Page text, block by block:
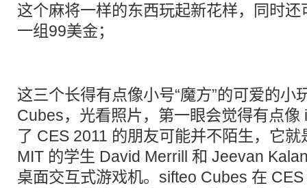
这个麻将一样的东西玩起新花样，同时
一组99美金；
这三个长得有点像小号“魔方”的可爱的小
Cubes，光看照片，第一眼会觉得有点像
了 CES 2011 的朋友可能并不陌生，它
MIT 的学生 David Merrill 和 Jeevan
桌面交互式游戏机。sifteo Cubes 在